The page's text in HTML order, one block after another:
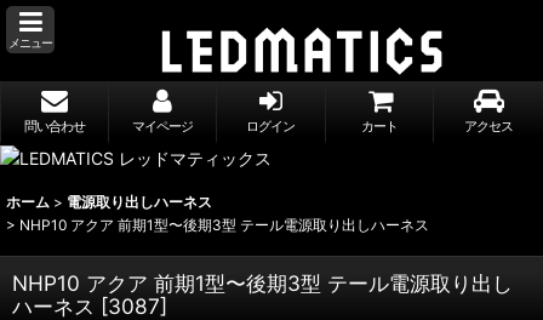
メニュー
問い合わせ マイページ ログイン カート アクセス
ホーム > 電源取り出しハーネス
> NHP10 アクア 前期1型〜後期3型 テール電源取り出しハーネス
NHP10 アクア 前期1型〜後期3型 テール電源取り出し
ハーネス [3087]